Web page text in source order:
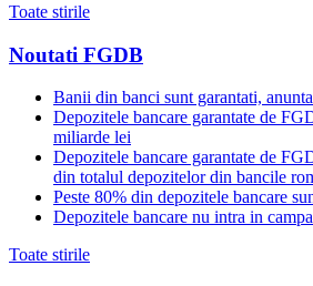
Toate stirile
Noutati FGDB
Banii din banci sunt garantati,
Depozitele bancare garantate de
miliarde lei
Depozitele bancare garantate de
din totalul depozitelor din bancile
Peste 80% din depozitele bancare
Depozitele bancare nu intra in
Toate stirile